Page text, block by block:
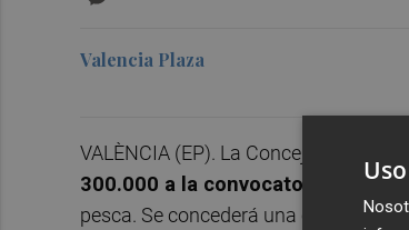
Valencia Plaza
VALÈNCIA (EP). La Concejalía
300.000 a la convocatoria
pesca. Se concederá una cuantía